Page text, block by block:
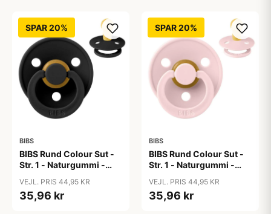
SPAR 20%
BIBS
BIBS Rund Colour Sut -
Str. 1 - Naturgummi -
VEJL. PRIS 44,95 KR
35,96 kr
SPAR 20%
BIBS
BIBS Rund Colour Sut -
Str. 1 - Naturgummi -
VEJL. PRIS 44,95 KR
35,96 kr